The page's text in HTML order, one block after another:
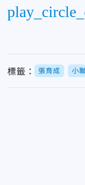
標籤： 張育成 小